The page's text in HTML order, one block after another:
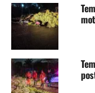
NÃO SE ESQUEÇA
Obras na BR-116
de semana